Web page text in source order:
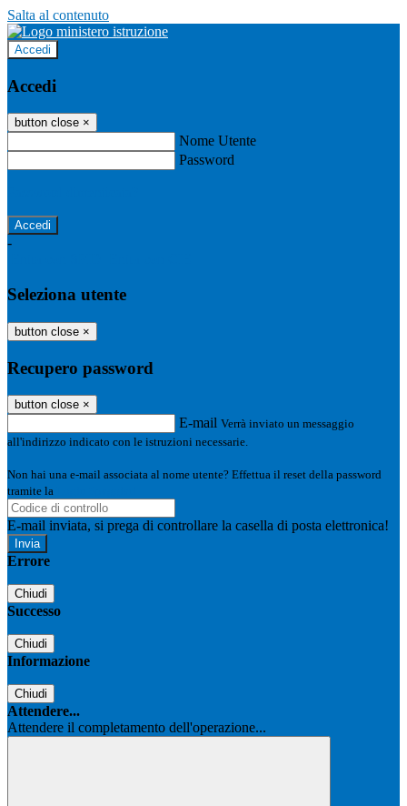
Salta al contenuto
Accedi
Accedi
button close ×
Nome Utente
Password
-
Seleziona utente
button close ×
Recupero password
button close ×
E-mail Verrà inviato un messaggio
all'indirizzo indicato con le istruzioni necessarie.
Non hai una e-mail associata al nome utente? Effettua il reset della password
tramite la
E-mail inviata, si prega di controllare la casella di posta elettronica!
Errore
Chiudi
Successo
Chiudi
Informazione
Chiudi
Attendere...
Attendere il completamento dell'operazione...